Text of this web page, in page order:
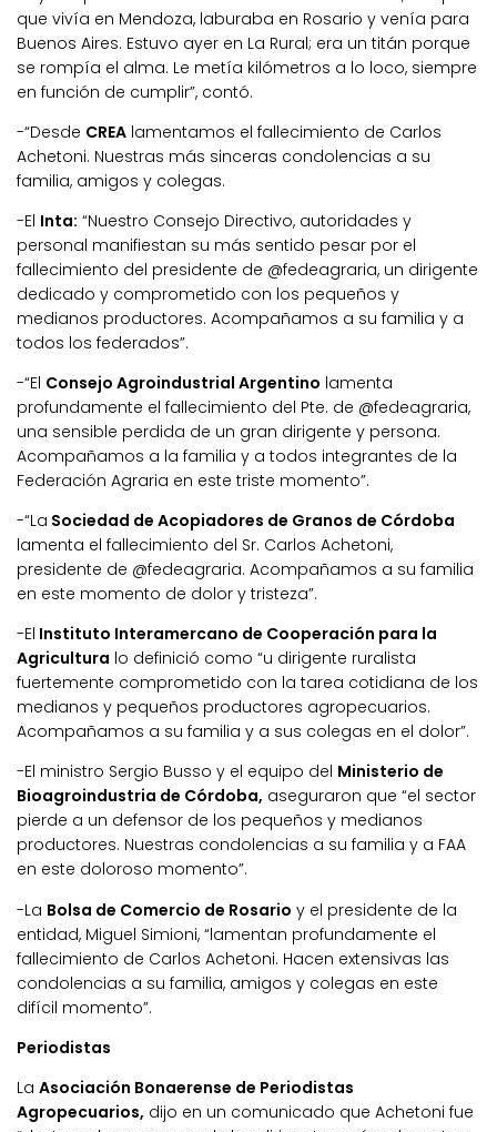
que vivía en Mendoza, laburaba en Rosario y venía para
Buenos Aires. Estuvo ayer en La Rural; era un titán porque
se rompía el alma. Le metía kilómetros a lo loco, siempre
en función de cumplir”, contó.
-“Desde CREA lamentamos el fallecimiento de Carlos
Achetoni. Nuestras más sinceras condolencias a su
familia, amigos y colegas.
-El Inta: “Nuestro Consejo Directivo, autoridades y
personal manifiestan su más sentido pesar por el
fallecimiento del presidente de @fedeagraria, un dirigente
dedicado y comprometido con los pequeños y
medianos productores. Acompañamos a su familia y a
todos los federados”.
-“El Consejo Agroindustrial Argentino lamenta
profundamente el fallecimiento del Pte. de @fedeagraria,
una sensible perdida de un gran dirigente y persona.
Acompañamos a la familia y a todos integrantes de la
Federación Agraria en este triste momento”.
-“La Sociedad de Acopiadores de Granos de Córdoba
lamenta el fallecimiento del Sr. Carlos Achetoni,
presidente de @fedeagraria. Acompañamos a su familia
en este momento de dolor y tristeza”.
-El Instituto Interamercano de Cooperación para la
Agricultura lo definició como “u dirigente ruralista
fuertemente comprometido con la tarea cotidiana de los
medianos y pequeños productores agropecuarios.
Acompañamos a su familia y a sus colegas en el dolor”.
-El ministro Sergio Busso y el equipo del Ministerio de
Bioagroindustria de Córdoba, aseguraron que “el sector
pierde a un defensor de los pequeños y medianos
productores. Nuestras condolencias a su familia y a FAA
en este doloroso momento”.
-La Bolsa de Comercio de Rosario y el presidente de la
entidad, Miguel Simioni, “lamentan profundamente el
fallecimiento de Carlos Achetoni. Hacen extensivas las
condolencias a su familia, amigos y colegas en este
difícil momento”.
Periodistas
La Asociación Bonaerense de Periodistas
Agropecuarios, dijo en un comunicado que Achetoni fue